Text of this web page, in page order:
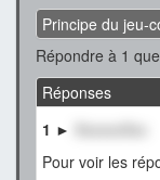
Principe du jeu-
Répondre à 1
Réponses
1 ►
Pour voir les